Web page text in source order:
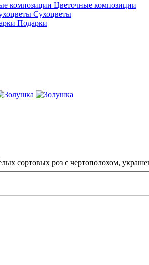
Цветочные композиции
Сухоцветы
Подарки
сортовых роз с чертополохом,